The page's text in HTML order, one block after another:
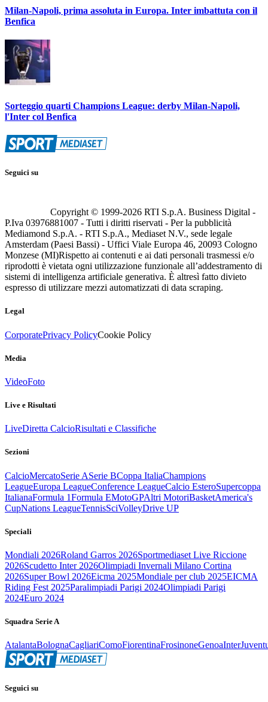
Milan-Napoli, prima assoluta in Europa. Inter imbattuta con il
Benfica
Sorteggio quarti Champions League: derby Milan-Napoli,
l'Inter col Benfica
Seguici su
Copyright © 1999-2026 RTI S.p.A. Business Digital -
P.Iva 03976881007 - Tutti i diritti riservati - Per la pubblicità
Mediamond S.p.A. - RTI S.p.A., Mediaset N.V., sede legale
Amsterdam (Paesi Bassi) - Uffici Viale Europa 46, 20093 Cologno
Monzese (MI)Rispetto ai contenuti e ai dati personali trasmessi e/o
riprodotti è vietata ogni utilizzazione funzionale all’addestramento di
sistemi di intelligenza artificiale generativa. È altresì fatto divieto
espresso di utilizzare mezzi automatizzati di data scraping.
Legal
CorporatePrivacy PolicyCookie Policy
Media
VideoFoto
Live e Risultati
LiveDiretta CalcioRisultati e Classifiche
Sezioni
CalcioMercatoSerie ASerie BCoppa ItaliaChampions
LeagueEuropa LeagueConference LeagueCalcio EsteroSupercoppa
ItalianaFormula 1Formula EMotoGPAltri MotoriBasketAmerica's
CupNations LeagueTennisSciVolleyDrive UP
Speciali
Mondiali 2026Roland Garros 2026Sportmediaset Live Riccione
2026Scudetto Inter 2026Olimpiadi Invernali Milano Cortina
2026Super Bowl 2026Eicma 2025Mondiale per club 2025EICMA
Riding Fest 2025Paralimpiadi Parigi 2024Olimpiadi Parigi
2024Euro 2024
Squadra Serie A
AtalantaBolognaCagliariComoFiorentinaFrosinoneGenoaInter
Seguici su